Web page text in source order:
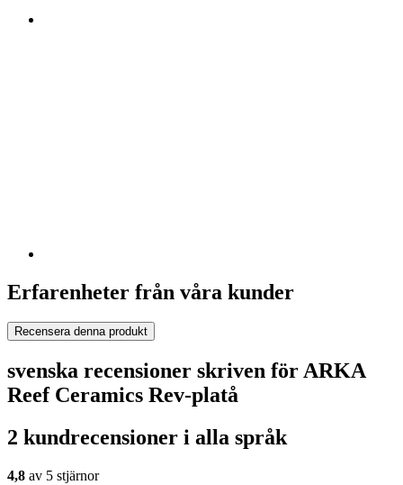
Erfarenheter från våra kunder
Recensera denna produkt
svenska recensioner skriven för ARKA
Reef Ceramics Rev-platå
2 kundrecensioner i alla språk
4,8 av 5 stjärnor